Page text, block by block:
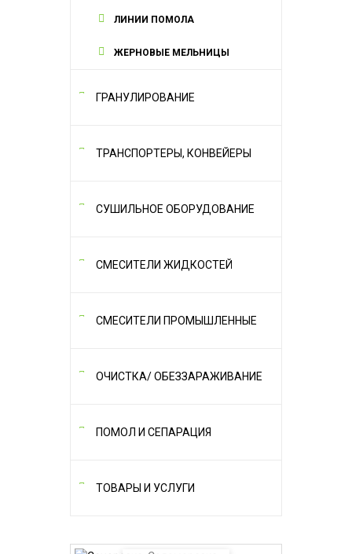
ЛИНИИ ПОМОЛА
ЖЕРНОВЫЕ МЕЛЬНИЦЫ
ГРАНУЛИРОВАНИЕ
ТРАНСПОРТЕРЫ, КОНВЕЙЕРЫ
СУШИЛЬНОЕ ОБОРУДОВАНИЕ
СМЕСИТЕЛИ ЖИДКОСТЕЙ
СМЕСИТЕЛИ ПРОМЫШЛЕННЫЕ
ОЧИСТКА/ ОБЕЗЗАРАЖИВАНИЕ
ПОМОЛ И СЕПАРАЦИЯ
ТОВАРЫ И УСЛУГИ